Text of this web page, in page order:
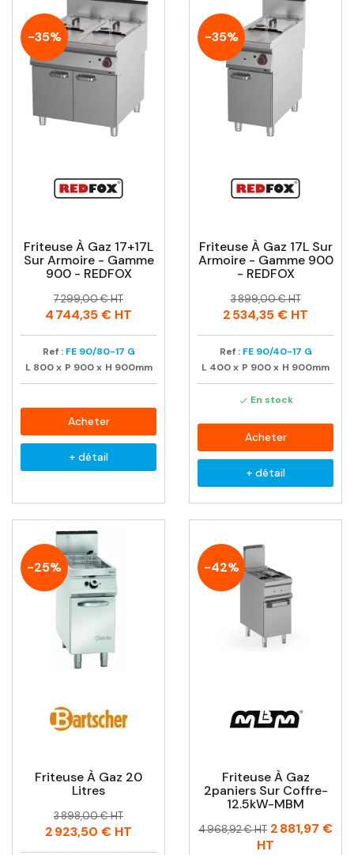
-35%
Friteuse À Gaz 17+17L
Sur Armoire - Gamme
900 - REDFOX
Prix
Prix
habituel
7 299,00 € HT
4 744,35 € HT
Ref : FE 90/80-17 G
L 800 x P 900 x H 900mm
Acheter
+ détail
-35%
Friteuse À Gaz 17L Sur
Armoire - Gamme 900
- REDFOX
Prix
Prix
habituel
3 899,00 € HT
2 534,35 € HT
Ref : FE 90/40-17 G
L 400x P 900x H 900mm
 En stock
Acheter
+ détail
-25%
Friteuse À Gaz 20
Litres
Prix
Prix
habituel
3 898,00 € HT
2 923,50 € HT
-42%
Friteuse À Gaz
2paniers Sur Coffre-
12.5kW-MBM
Prix
Prix
4 968,92 € HT 2 881,97 €
HT